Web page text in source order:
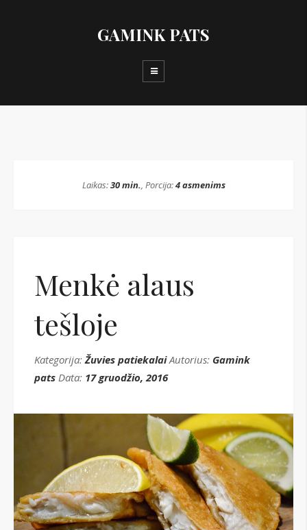
GAMINK PATS
Laikas:30 min., Porcija:4 asmenims
Menkė alaus
tešloje
Kategorija:Žuvies patiekalaiAutorius: Gamink
pats Data: 17 gruodžio, 2016